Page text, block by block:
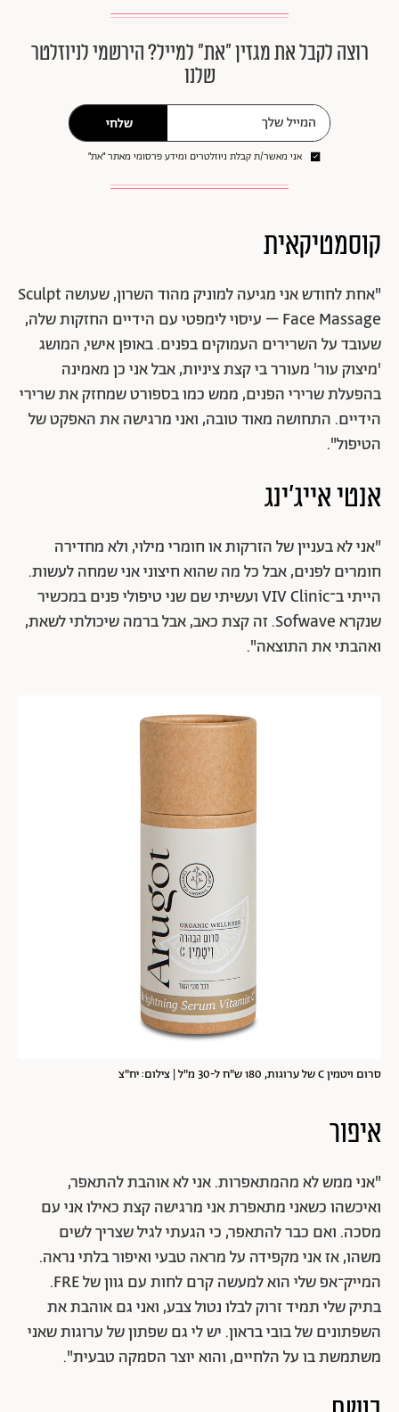
רוצה לקבל את מגזין ״את״ למייל? הירשמי לניוזלטר
שלנו
שלחי
אני מאשר/ת קבלת ניוזלטרים ומידע פרסומי מאתר ״את״
קוסמטיקאית
"אחת לחודש אני מגיעה למוניק מהוד השרון, שעושה Sculpt
Face Massage – עיסוי לימפטי עם הידיים החזקות שלה,
שעובד על השרירים העמוקים בפנים. באופן אישי, המושג
'מיצוק עור' מעורר בי קצת ציניות, אבל אני כן מאמינה
בהפעלת שרירי הפנים, ממש כמו בספורט שמחזק את שרירי
הידיים. התחושה מאוד טובה, ואני מרגישה את האפקט של
הטיפול".
אנטי אייג'ינג
"אני לא בעניין של הזרקות או חומרי מילוי, ולא מחדירה
חומרים לפנים, אבל כל מה שהוא חיצוני אני שמחה לעשות.
הייתי ב־VIV Clinic ועשיתי שם שני טיפולי פנים במכשיר
שנקרא Sofwave. זה קצת כאב, אבל ברמה שיכולתי לשאת,
ואהבתי את התוצאה".
סרום ויטמין C של ערוגות, 180 ש"ח ל-30 מ"ל | צילום: יח"צ
איפור
"אני ממש לא מהמתאפרות. אני לא אוהבת להתאפר,
ואיכשהו כשאני מתאפרת אני מרגישה קצת כאילו אני עם
מסכה. ואם כבר להתאפר, כי הגעתי לגיל שצריך לשים
משהו, אז אני מקפידה על מראה טבעי ואיפור בלתי נראה.
המייק־אפ שלי הוא למעשה קרם לחות עם גוון של FRE.
בתיק שלי תמיד זרוק לבלו נטול צבע, ואני גם אוהבת את
השפתונים של בובי בראון. יש לי גם שפתון של ערוגות שאני
משתמשת בו על הלחיים, והוא יוצר הסמקה טבעית".